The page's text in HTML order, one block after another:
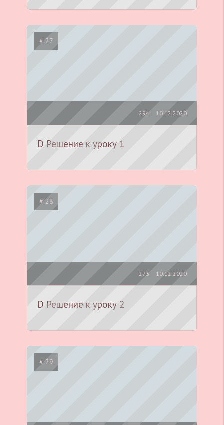
# 27
10.12.2020
294
D Решение к уроку 1
# 28
10.12.2020
273
D Решение к уроку 2
# 29